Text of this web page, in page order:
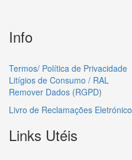
Info
Termos/ Política de Privacidade
Litígios de Consumo / RAL
Remover Dados (RGPD)
Livro de Reclamações Eletrónico
Links Utéis